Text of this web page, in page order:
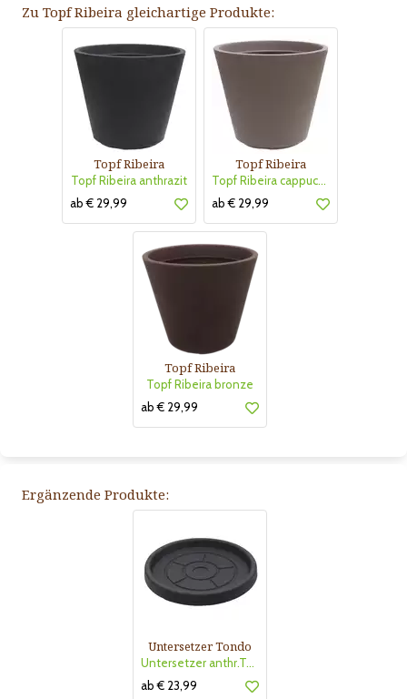
Zu Topf Ribeira gleichartige Produkte:
Topf Ribeira
Topf Ribeira anthrazit
ab € 29,99
Topf Ribeira
Topf Ribeira cappuccino
ab € 29,99
Topf Ribeira
Topf Ribeira bronze
ab € 29,99
Ergänzende Produkte:
Untersetzer Tondo
Untersetzer anthr.Tondo TerraPl
ab € 23,99